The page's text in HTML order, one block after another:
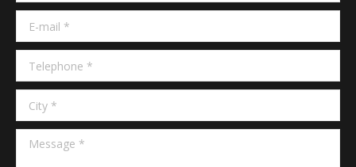
windowwindow
E-mail *
Telephone *
City *
Message *